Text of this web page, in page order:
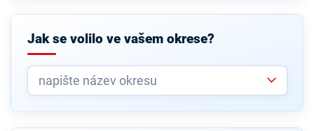
Jak se volilo ve vašem okrese?